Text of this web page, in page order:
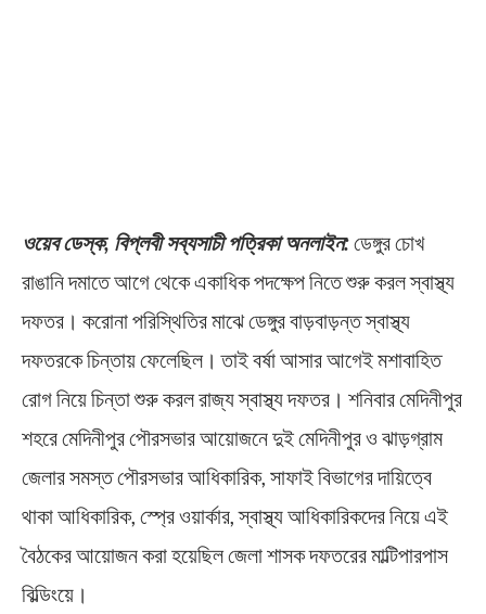
ওয়েব ডেস্ক, বিপ্লবী সব্যসাচী পত্রিকা অনলাইন:ডেঙ্গুর চোখ
রাঙানি দমাতে আগে থেকে একাধিক পদক্ষেপ নিতে শুরু করল স্বাস্থ্য
দফতর। করোনা পরিস্থিতির মাঝে ডেঙ্গুর বাড়বাড়ন্ত স্বাস্থ্য
দফতরকে চিন্তায় ফেলেছিল। তাই বর্ষা আসার আগেই মশাবাহিত
রোগ নিয়ে চিন্তা শুরু করল রাজ্য স্বাস্থ্য দফতর। শনিবার মেদিনীপুর
শহরে মেদিনীপুর পৌরসভার আয়োজনে দুই মেদিনীপুর ও ঝাড়গ্রাম
জেলার সমস্ত পৌরসভার আধিকারিক, সাফাই বিভাগের দায়িত্বে
থাকা আধিকারিক, স্প্রে ওয়ার্কার, স্বাস্থ্য আধিকারিকদের নিয়ে এই
বৈঠকের আয়োজন করা হয়েছিল জেলা শাসক দফতরের মাল্টিপারপাস
বিল্ডিংয়ে।